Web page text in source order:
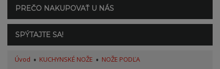
PREČO NAKUPOVAŤ U NÁS
SPÝTAJTE SA!
Úvod KUCHYNSKÉ NOŽE
NOŽE PODĽA